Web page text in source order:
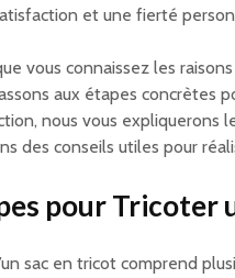
et une fierté
vous connaissez les
aux étapes concrètes
nous vous expliquerons
des conseils utiles pour
pour Tricoter
sac en tricot comprend